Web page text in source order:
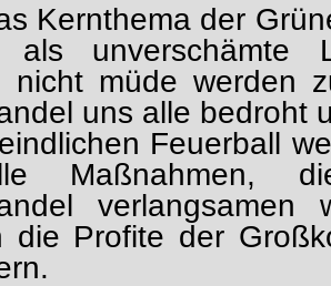
Kernthema der
als unverschämte
nicht müde werden
uns alle bedroht
Feuerball
Maßnahmen,
verlangsamen
die Profite der